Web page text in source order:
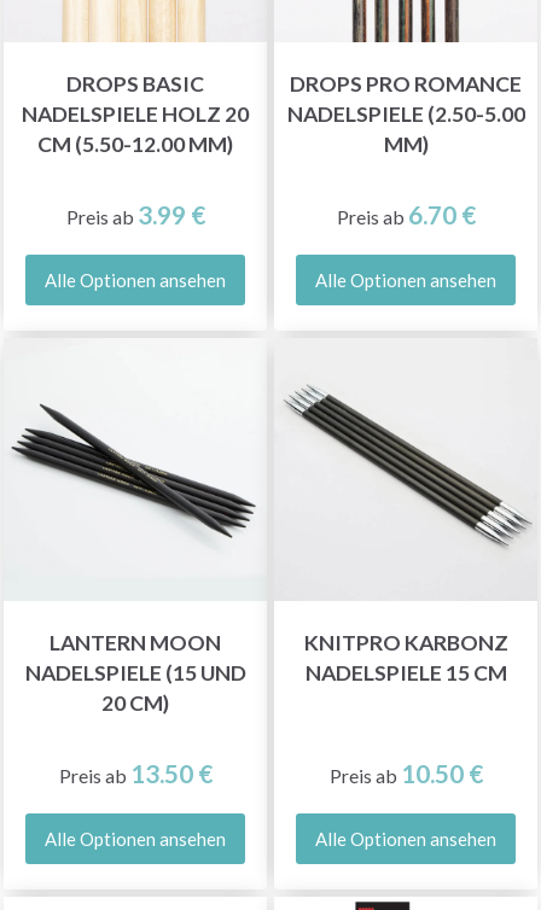
DROPS BASIC
NADELSPIELE HOLZ 20
CM (5.50-12.00 MM)
Preis ab 3.99 €
Alle Optionen ansehen
DROPS PRO ROMANCE
NADELSPIELE (2.50-5.00
MM)
Preis ab 6.70 €
Alle Optionen ansehen
LANTERN MOON
NADELSPIELE (15 UND
20 CM)
Preis ab 13.50 €
Alle Optionen ansehen
KNITPRO KARBONZ
NADELSPIELE 15 CM
Preis ab 10.50 €
Alle Optionen ansehen